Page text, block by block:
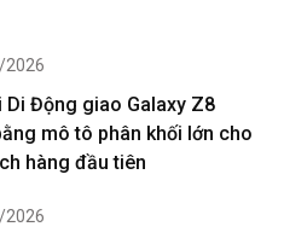
Di Động giao Galaxy Z8
mô tô phân khối lớn cho
hàng đầu tiên